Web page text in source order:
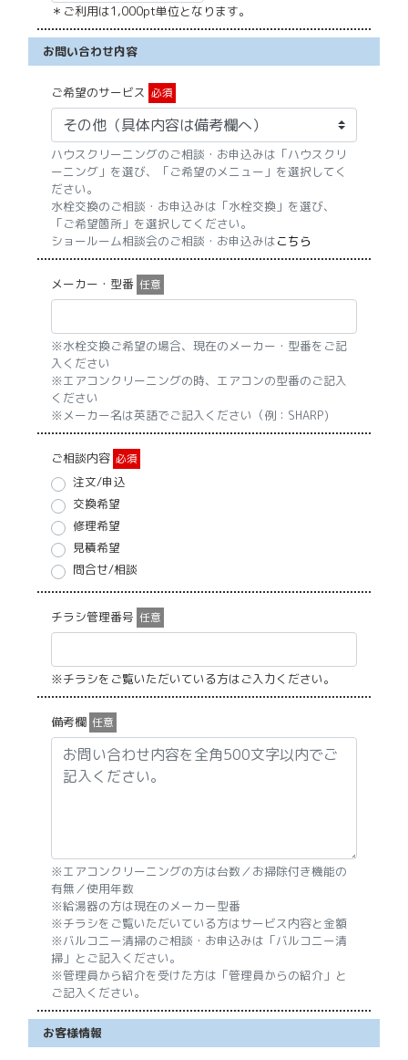
＊ご利用は1,000pt単位となります。
お問い合わせ内容
ご希望のサービス 必須
ハウスクリーニングのご相談・お申込みは「ハウスクリ
ーニング」を選び、「ご希望のメニュー」を選択してく
ださい。
水栓交換のご相談・お申込みは「水栓交換」を選び、
「ご希望箇所」を選択してください。
ショールーム相談会のご相談・お申込みはこちら
メーカー・型番 任意
※水栓交換ご希望の場合、現在のメーカー・型番をご記
入ください
※エアコンクリーニングの時、エアコンの型番のご記入
ください
※メーカー名は英語でご記入ください（例：SHARP)
ご相談内容 必須
注文/申込
交換希望
修理希望
見積希望
問合せ/相談
チラシ管理番号 任意
※チラシをご覧いただいている方はご入力ください。
備考欄 任意
※エアコンクリーニングの方は台数／お掃除付き機能の
有無／使用年数
※給湯器の方は現在のメーカー型番
※チラシをご覧いただいている方はサービス内容と金額
※バルコニー清掃のご相談・お申込みは「バルコニー清
掃」とご記入ください。
※管理員から紹介を受けた方は「管理員からの紹介」と
ご記入ください。
お客様情報